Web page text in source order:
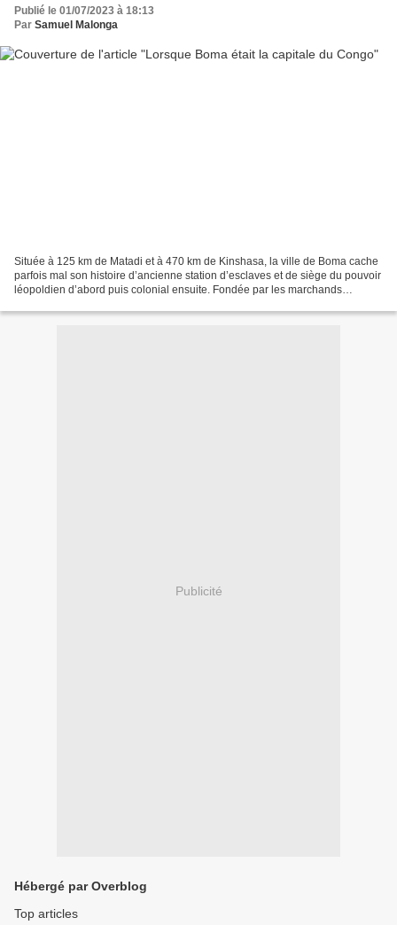
Publié le 01/07/2023 à 18:13
Par Samuel Malonga
Située à 125 km de Matadi et à 470 km de Kinshasa, la ville de Boma cache
parfois mal son histoire d’ancienne station d’esclaves et de siège du pouvoir
léopoldien d’abord puis colonial ensuite. Fondée par les marchands
Publicité
Hébergé par Overblog
Top articles